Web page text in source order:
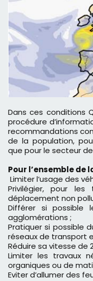
Dans ces conditions Qualitair Corse a déclenché une
procédure
recommandations
de la population,
que pour le secteur
Pour l’ensemble de
Limiter l’usage des
Privilégier, pour
déplacement non
Différer si possible
agglomérations ;
Pratiquer si possible
réseaux de transport
Réduire sa vitesse de
Limiter les travaux
organiques ou de
Eviter d’allumer des